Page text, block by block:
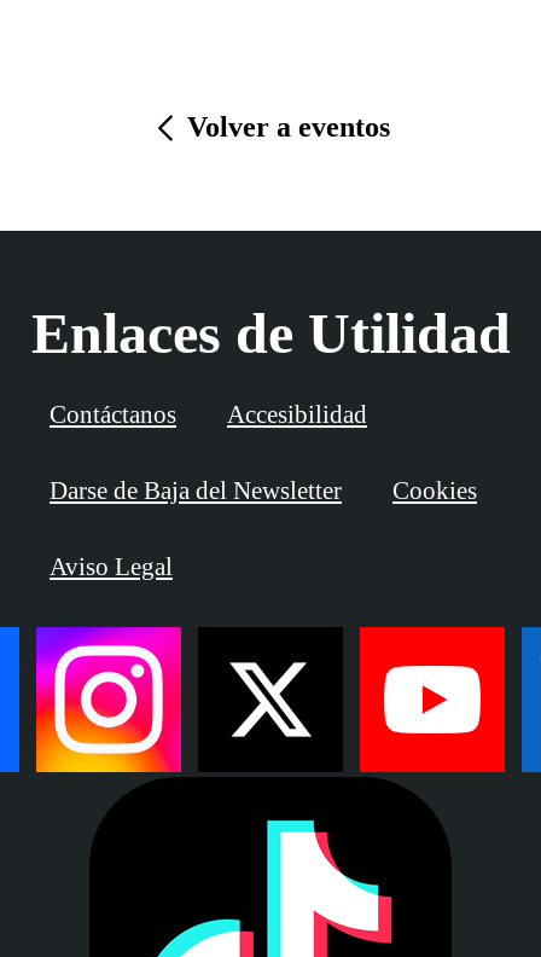
Volver a eventos
Enlaces de Utilidad
Contáctanos Accesibilidad
Darse de Baja del Newsletter Cookies
Aviso Legal